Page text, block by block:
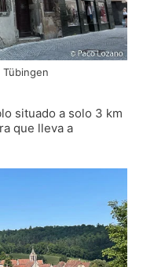
situado a solo 3 km
que lleva a